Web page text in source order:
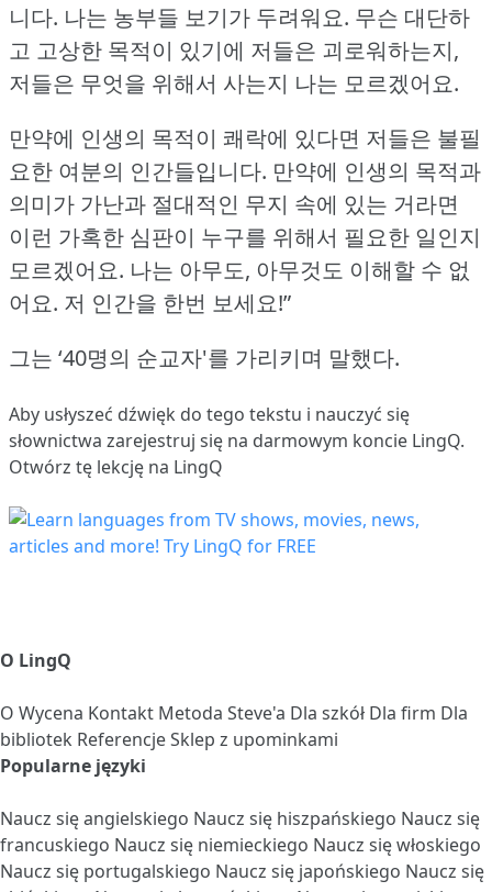
니다. 나는 농부들 보기가 두려워요. 무슨 대단하
고 고상한 목적이 있기에 저들은 괴로워하는지,
저들은 무엇을 위해서 사는지 나는 모르겠어요.
만약에 인생의 목적이 쾌락에 있다면 저들은 불필
요한 여분의 인간들입니다. 만약에 인생의 목적과
의미가 가난과 절대적인 무지 속에 있는 거라면
이런 가혹한 심판이 누구를 위해서 필요한 일인지
모르겠어요. 나는 아무도, 아무것도 이해할 수 없
어요. 저 인간을 한번 보세요!”
그는 ‘40명의 순교자'를 가리키며 말했다.
Aby usłyszeć dźwięk do tego tekstu i nauczyć się
słownictwa zarejestruj się na darmowym koncie LingQ.
Otwórz tę lekcję na LingQ
O LingQ
O Wycena Kontakt Metoda Steve'a Dla szkół Dla firm Dla
bibliotek ReferencjeSklep z upominkami
Popularne języki
Naucz się angielskiego Naucz się hiszpańskiego Naucz się
francuskiego Naucz się niemieckiego Naucz się włoskiego
Naucz się portugalskiego Naucz się japońskiego Naucz się